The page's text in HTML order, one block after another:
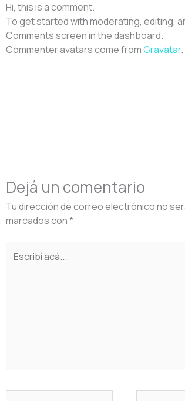
Hi, this is a comment.
To get started with moderating, editing,
Comments screen in the dashboard.
Commenter avatars come fromGravatar.
Dejá un comentario
Tu dirección de correo electrónico no
marcados con*
acá...